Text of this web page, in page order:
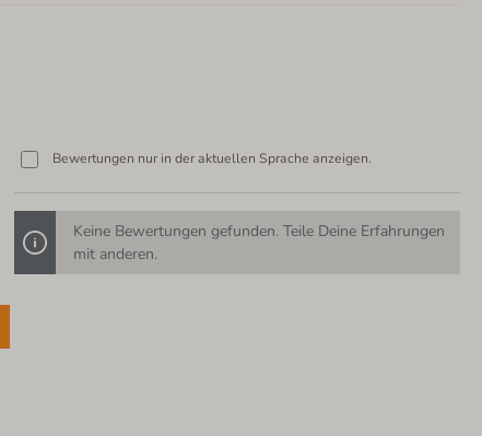
Bewertungen nur in der aktuellen Sprache anzeigen.
Keine Bewertungen gefunden. Teile Deine Erfahrungen
mit anderen.